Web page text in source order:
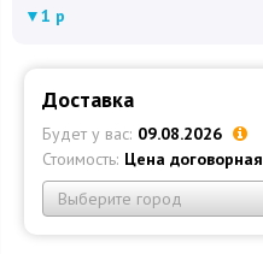
▼1 р
Доставка
Будет у вас: 09.08.2026
Стоимость: Цена договорная
Выберите город